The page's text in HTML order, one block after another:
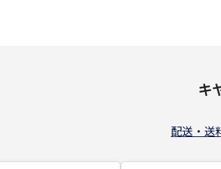
キ
配送・送